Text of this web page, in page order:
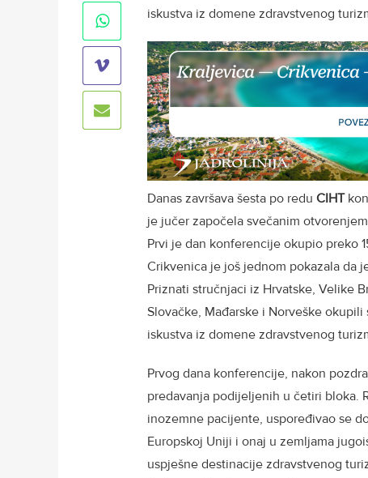
iskustva iz domene zdravstvenog
Danas završava šesta po redu CIHT
je jučer započela svečanim
Prvi je dan konferencije okupio preko
Crikvenica je još jednom pokazala da
Priznati stručnjaci iz Hrvatske, Velike
Slovačke, Mađarske i Norveške
iskustva iz domene zdravstvenog
Prvog dana konferencije, nakon
predavanja podijeljenih u četiri bloka.
inozemne pacijente, uspoređivao se
Europskoj Uniji i onaj u zemljama
uspješne destinacije zdravstvenog